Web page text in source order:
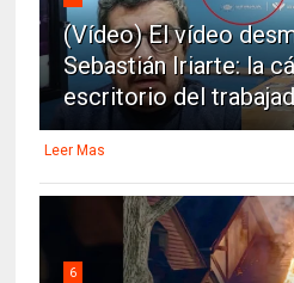
(Vídeo) El vídeo
Sebastián Iriarte: la
escritorio del
Leer Mas
6